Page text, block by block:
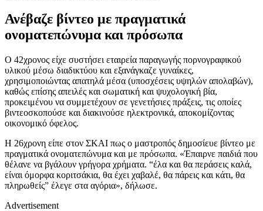
Ανέβαζε βίντεο με πραγματικά
ονοματεπώνυμα και πρόσωπα
Ο 42χρονος είχε συστήσει εταιρεία παραγωγής πορνογραφικού
υλικού μέσω διαδικτύου και εξανάγκαζε γυναίκες,
χρησιμοποιώντας απατηλά μέσα (υποσχέσεις υψηλών απολαβών),
καθώς επίσης απειλές και σωματική και ψυχολογική βία,
προκειμένου να συμμετέχουν σε γενετήσιες πράξεις, τις οποίες
βιντεοσκοπούσε και διακινούσε ηλεκτρονικά, αποκομίζοντας
οικονομικό όφελος.
Η 26χρονη είπε στον ΣΚΑΙ πως ο μαστροπός δημοσίευε βίντεο με
πραγματικά ονοματεπώνυμα και με πρόσωπα. «Έπαιρνε παιδιά που
θέλανε να βγάλουν γρήγορα χρήματα. “έλα και θα περάσεις καλά,
είναι όμορφα κοριτσάκια, θα έχει χαβαλέ, θα πάρεις και κάτι, θα
πληρωθείς” έλεγε στα αγόρια», δήλωσε.
Advertisement